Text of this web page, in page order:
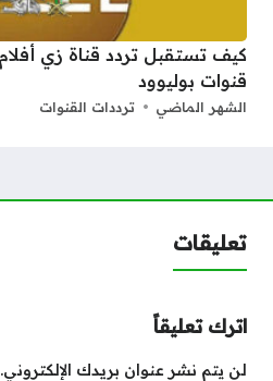
قنوات بوليوود
الشهر الماضي ترددات القنوات
تعليقات
اترك تعليقاً
لن يتم نشر عنوان بريدك الإلكتروني.